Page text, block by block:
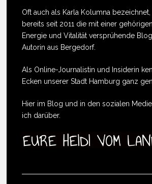
Oft auch als Karla Kolumna
bereits seit 2011 die mit einer
Energie und Vitalität versprühende
Autorin aus Bergedorf.
Als Online-Journalistin und Insiderin
Ecken unserer Stadt Hamburg ganz
Hier im Blog und in den sozialen
ich darüber.